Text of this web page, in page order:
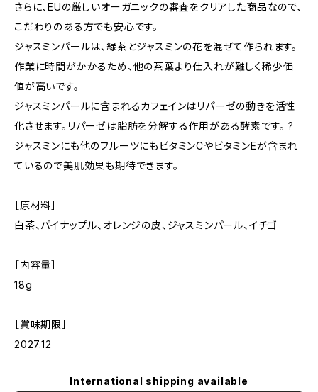
さらに、EUの厳しいオーガニックの審査をクリアした商品なので、
こだわりのある方でも安心です。
ジャスミンパールは、緑茶とジャスミンの花を混ぜて作られます。
作業に時間がかかるため、他の茶葉より仕入れが難しく稀少価
値が高いです。
ジャスミンパールに含まれるカフェインはリパーゼの動きを活性
化させます。リパーゼは脂肪を分解する作用がある酵素です。 ?
ジャスミンにも他のフルーツにもビタミンCやビタミンEが含まれ
ているので美肌効果も期待できます。
［原材料］
白茶、パイナップル、オレンジの皮、ジャスミンパール、イチゴ
［内容量］
18g
［賞味期限］
2027.12
International shipping available